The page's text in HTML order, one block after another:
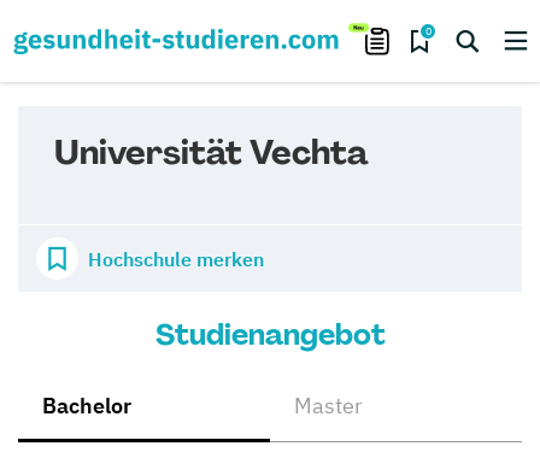
0
Universität Vechta
Hochschule merken
Studienangebot
Bachelor Master